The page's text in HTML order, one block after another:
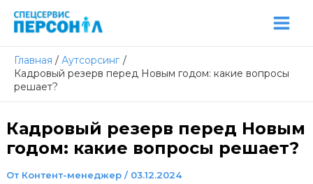
Перейти
Main
Главная
Аутсорсинг
Кадровый резерв перед Новым годом: какие вопросы
решает?
Кадровый резерв перед Новым
годом: какие вопросы решает?
От Контент-менеджер / 03.12.2024
Post
navigation